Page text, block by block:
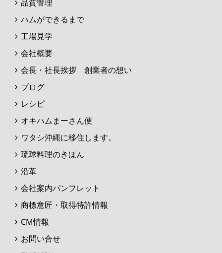
品質管理
ハムができるまで
工場見学
会社概要
会長・社長挨拶 創業者の想い
ブログ
レシピ
オキハムまーさん便
ワタシ沖縄に移住します。
琉球料理のきほん
沿革
会社案内パンフレット
商標意匠・取得特許情報
CM情報
お問い合せ